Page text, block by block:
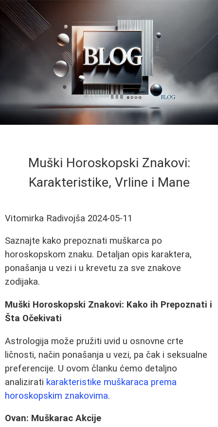
Muški Horoskopski Znakovi:
Karakteristike, Vrline i Mane
Vitomirka Radivojša 2024-05-11
Saznajte kako prepoznati muškarca po
horoskopskom znaku. Detaljan opis karaktera,
ponašanja u vezi i u krevetu za sve znakove
zodijaka.
Muški Horoskopski Znakovi: Kako ih Prepoznati i
Šta Očekivati
Astrologija može pružiti uvid u osnovne crte
ličnosti, način ponašanja u vezi, pa čak i seksualne
preferencije. U ovom članku ćemo detaljno
analizirati karakteristike muškaraca prema
horoskopskim znakovima.
Ovan: Muškarac Akcije